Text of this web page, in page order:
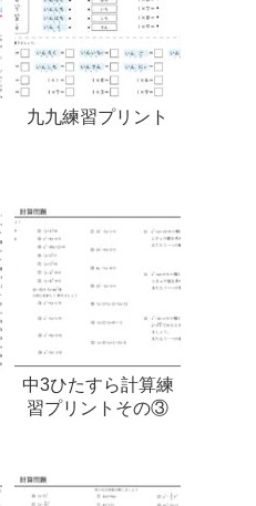
九九練習プリント
中3ひたすら計算練
習プリントその③